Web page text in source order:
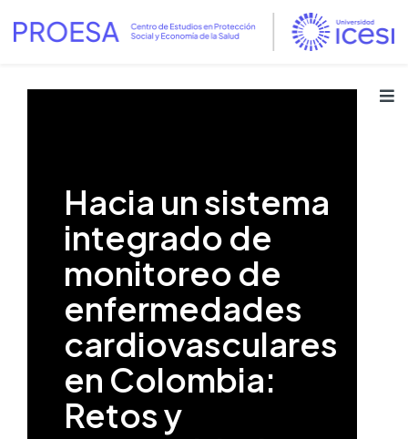
Hacia un sistema
integrado de
monitoreo de
enfermedades
cardiovasculares
en Colombia:
Retos y